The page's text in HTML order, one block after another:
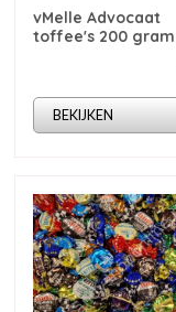
vMelle Advocaat
toffee's 200 gram
BEKIJKEN